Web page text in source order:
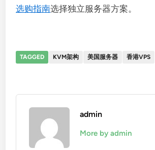
选购指南选择独立服务器方案。
TAGGED KVM架构 美国服务器 香港VPS
admin
More by admin